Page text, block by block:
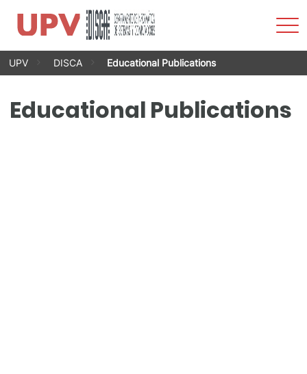
Skip
UPV DISCA Educational Publications
Educational Publications